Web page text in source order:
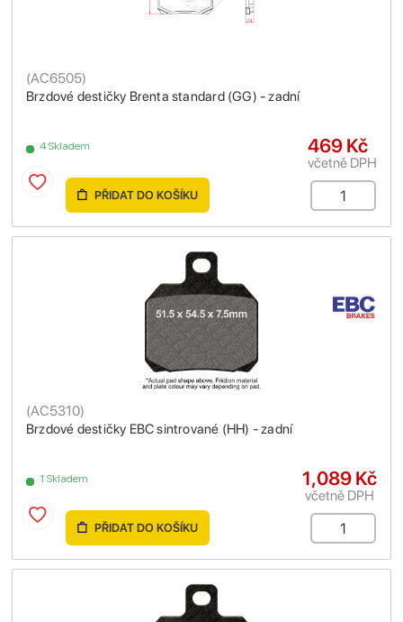
Brzdové destičky Brenta standard (GG) - zadní
(AC6505)
4 Skladem 469 Kč
včetně DPH
PŘIDAT DO KOŠÍKU
Brzdové destičky EBC sintrované (HH) - zadní
(AC5310)
1 Skladem 1,089 Kč
včetně DPH
PŘIDAT DO KOŠÍKU